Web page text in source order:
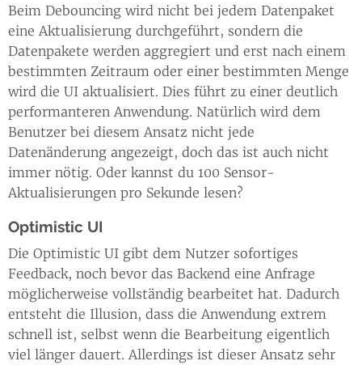
Beim Debouncing wird nicht bei jedem Datenpaket
eine Aktualisierung durchgeführt, sondern die
Datenpakete werden aggregiert und erst nach einem
bestimmten Zeitraum oder einer bestimmten Menge
wird die UI aktualisiert. Dies führt zu einer deutlich
performanteren Anwendung. Natürlich wird dem
Benutzer bei diesem Ansatz nicht jede
Datenänderung angezeigt, doch das ist auch nicht
immer nötig. Oder kannst du 100 Sensor-
Aktualisierungen pro Sekunde lesen?
Optimistic UI
Die Optimistic UI gibt dem Nutzer sofortiges
Feedback, noch bevor das Backend eine Anfrage
möglicherweise vollständig bearbeitet hat. Dadurch
entsteht die Illusion, dass die Anwendung extrem
schnell ist, selbst wenn die Bearbeitung eigentlich
viel länger dauert. Allerdings ist dieser Ansatz sehr